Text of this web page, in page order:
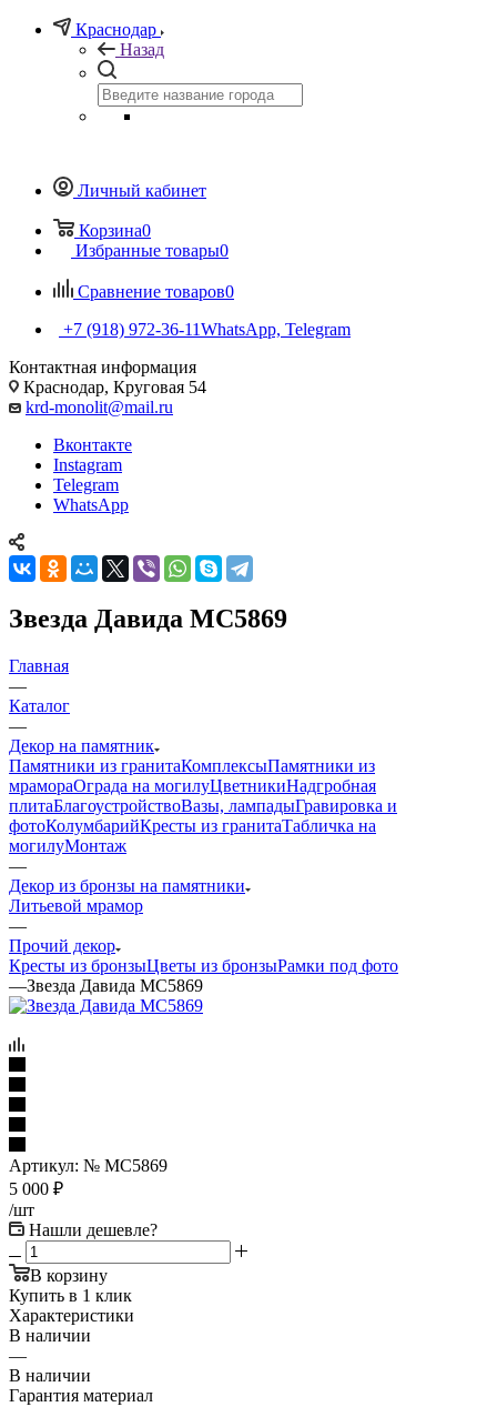
Краснодар
Назад
Личный кабинет
Корзина0
Избранные товары0
Сравнение товаров0
+7 (918) 972-36-11WhatsApp, Telegram
Контактная информация
Краснодар, Круговая 54
krd-monolit@mail.ru
Вконтакте
Instagram
Telegram
WhatsApp
Звезда Давида МС5869
Главная
—
Каталог
—
Декор на памятник
Памятники из гранитаКомплексыПамятники из
мрамораОграда на могилуЦветникиНадгробная
плитаБлагоустройствоВазы, лампадыГравировка и
фотоКолумбарийКресты из гранитаТабличка на
могилуМонтаж
—
Декор из бронзы на памятники
Литьевой мрамор
—
Прочий декор
Кресты из бронзыЦветы из бронзыРамки под фото
—Звезда Давида МС5869
Артикул: № МС5869
5 000 ₽
/шт
Нашли дешевле?
В корзину
Купить в 1 клик
Характеристики
В наличии
—
В наличии
Гарантия материал